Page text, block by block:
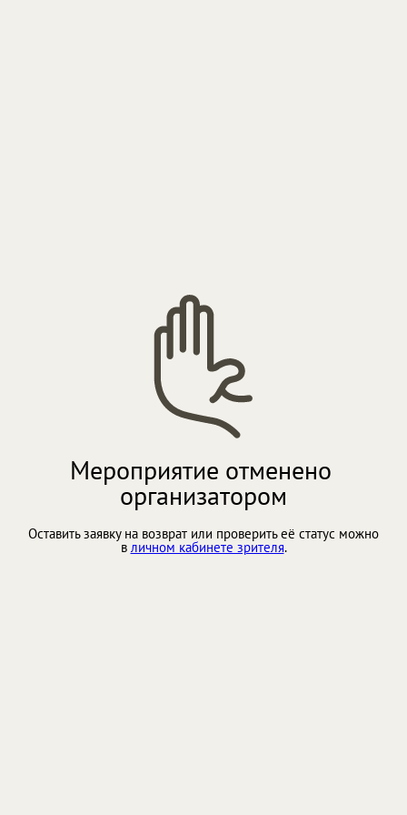
Мероприятие отменено
организатором
Оставить заявку на возврат или проверить её статус можно
в личном кабинете зрителя.